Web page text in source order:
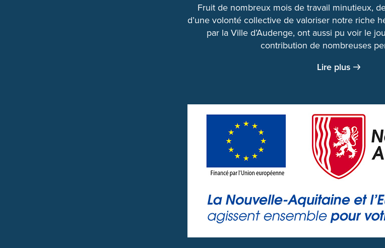
Fruit de nombreux mois de travail minutieux,
d’une volonté collective de valoriser notre riche
par la Ville d’Audenge, ont aussi pu voir le
contribution de nombreuses
Lire plus